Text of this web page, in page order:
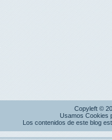
Copyleft ©
Usamos Cookies
Los contenidos de este blog